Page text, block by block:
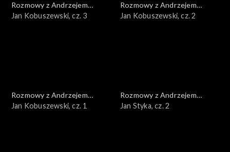
Rozmowy z Andrzejem
Doboszem
Jan Kobuszewski, cz. 3
Rozmowy z Andrzejem
Doboszem
Jan Kobuszewski, cz. 2
Rozmowy z Andrzejem
Doboszem
Jan Kobuszewski, cz. 1
Rozmowy z Andrzejem
Doboszem
Jan Styka, cz. 2